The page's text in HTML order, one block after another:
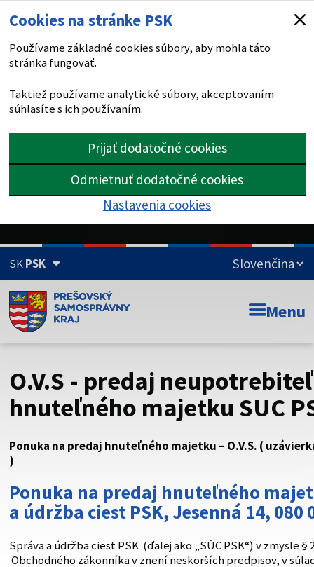
Cookies na stránke PSK
Používame základné cookies súbory, aby mohla táto
stránka fungovať.
Taktiež používame analytické súbory, akceptovaním
súhlasíte s ich používaním.
Prijať dodatočné cookies
Odmietnuť dodatočné cookies
Nastavenia cookies
SKPSK
Doména psk.sk je oficiálna
Toto je oficiálna webová stránka Prešovského
Táto stránka je zabezpečená
cez zabezpečenú webovú stránku. Zabezpečená stránka
vždy začína https:// pred názvom domény webového sídla.
Menu
O.V.S - predaj
hnuteľného majetku SUC
Ponuka na predaj hnuteľného majetku – O.V.S. (
)
Ponuka na predaj hnuteľného
a údržba ciest PSK, Jesenná 14, 080
Správa a údržba ciest PSK (ďalej ako „SÚC PSK“) v zmysle §
Obchodného zákonníka v znení neskorších predpisov, v